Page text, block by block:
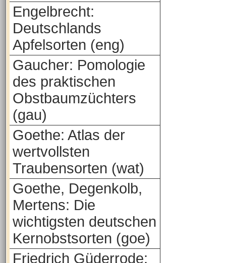
Engelbrecht:
Deutschlands
Apfelsorten (eng)
Gaucher: Pomologie
des praktischen
Obstbaumzüchters
(gau)
Goethe: Atlas der
wertvollsten
Traubensorten (wat)
Goethe, Degenkolb,
Mertens: Die
wichtigsten deutschen
Kernobstsorten (goe)
Friedrich Güderrode: